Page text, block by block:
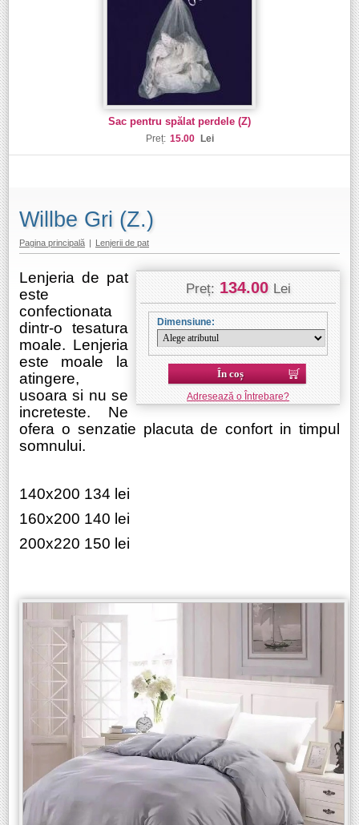
Sac pentru spălat perdele (Z)
Preț: 15.00 Lei
Willbe Gri (Z.)
Pagina principală | Lenjerii de pat
Preț: 134.00 Lei
Dimensiune:
În coș
Adresează o Întrebare?
Lenjeria de pat
este
confectionata
dintr-o tesatura
moale. Lenjeria
este moale la
atingere,
usoara si nu se
increteste. Ne
ofera o senzatie placuta de confort in timpul
somnului.
140x200 134 lei
160x200 140 lei
200x220 150 lei